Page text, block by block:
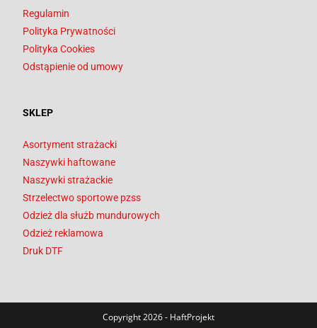
Regulamin
Polityka Prywatności
Polityka Cookies
Odstąpienie od umowy
SKLEP
Asortyment strażacki
Naszywki haftowane
Naszywki strażackie
Strzelectwo sportowe pzss
Odzież dla służb mundurowych
Odzież reklamowa
Druk DTF
Copyright 2026 - HaftProjekt